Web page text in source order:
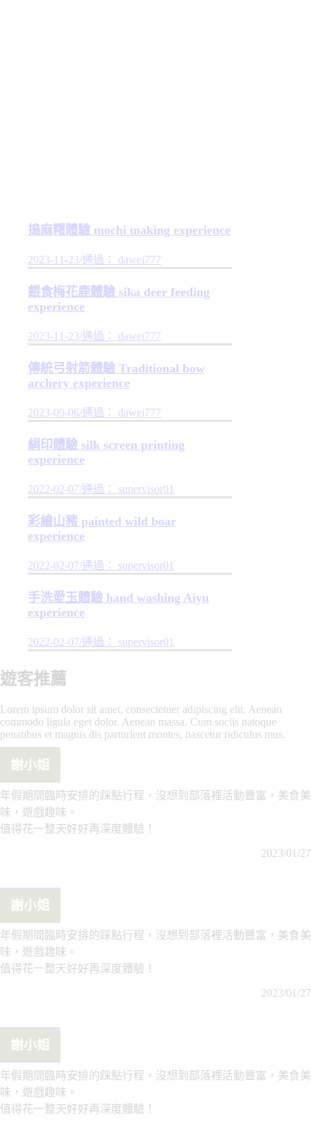
搗麻糬體驗 mochi making experience
2023-11-23/通過： dawei777
餵食梅花鹿體驗 sika deer feeding
experience
2023-11-23/通過： dawei777
傳統弓射箭體驗 Traditional bow
archery experience
2023-09-06/通過： dawei777
絹印體驗 silk screen printing
experience
2022-02-07/通過： supervisor01
彩繪山豬 painted wild boar
experience
2022-02-07/通過： supervisor01
手洗愛玉體驗 hand washing Aiyu
experience
2022-02-07/通過： supervisor01
遊客推薦
Lorem ipsum dolor sit amet, consectetuer adipiscing elit. Aenean
commodo ligula eget dolor. Aenean massa. Cum sociis natoque
penatibus et magnis dis parturient montes, nascetur ridiculus mus.
謝小姐
年假期間臨時安排的踩點行程，沒想到部落裡活動豐富，美食美
味，遊戲趣味。
值得花一整天好好再深度體驗！
2023/01/27
謝小姐
年假期間臨時安排的踩點行程，沒想到部落裡活動豐富，美食美
味，遊戲趣味。
值得花一整天好好再深度體驗！
2023/01/27
謝小姐
年假期間臨時安排的踩點行程，沒想到部落裡活動豐富，美食美
味，遊戲趣味。
值得花一整天好好再深度體驗！